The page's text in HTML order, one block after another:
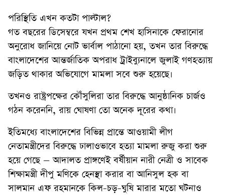
পরিস্থিতি এখন কতটা পাল্টাল?
গত বছরের ডিসেম্বরে যখন প্রথম শেখ হাসিনাকে ফেরানোর
অনুরোধ জানিয়ে নোট ভার্বাল পাঠানো হয়, তখন তার বিরুদ্ধে
বাংলাদেশের আন্তর্জাতিক অপরাধ ট্রাইব্যুনালে জুলাই গণহত্যায়
জড়িত থাকার অভিযোগে মামলা সবে শুরু হয়েছে।
তখনও রাষ্ট্রপক্ষের কৌঁসুলিরা তার বিরুদ্ধে আনুষ্ঠানিক চার্জও
গঠন করেননি, রায় ঘোষণা তো অনেক দূরের কথা।
ইতিমধ্যে বাংলাদেশের বিভিন্ন প্রান্তে আওয়ামী লীগ
নেতামন্ত্রীদের বিরুদ্ধে ঢালাওভাবে হত্যা মামলা রুজু করা শুরু
হয়ে গেছে – আদালত প্রাঙ্গণেই বর্ষীয়ান নারী নেত্রী ও সাবেক
শিক্ষামন্ত্রী দীপু মণিকে হেনস্থা করার বা আনিসুল হক বা
সালমান এফ রহমানকে কিল-চড়-ঘুষি মারার মতো ঘটনাও